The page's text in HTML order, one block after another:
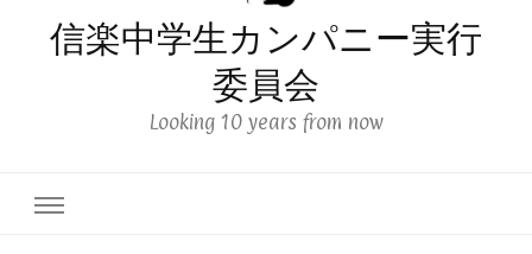
信楽中学生カンパニー実行
委員会
Looking 10 years from now